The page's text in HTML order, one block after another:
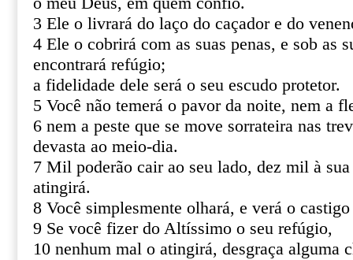
3 Ele o livrará do laço do caçador e do
4 Ele o cobrirá com as suas penas, e sob as
encontrará refúgio;
a fidelidade dele será o seu escudo protetor.
5 Você não temerá o pavor da noite, nem a
6 nem a peste que se move sorrateira nas
devasta ao meio-dia.
7 Mil poderão cair ao seu lado, dez mil à
atingirá.
8 Você simplesmente olhará, e verá o
9 Se você fizer do Altíssimo o seu refúgio,
10 nenhum mal o atingirá, desgraça alguma